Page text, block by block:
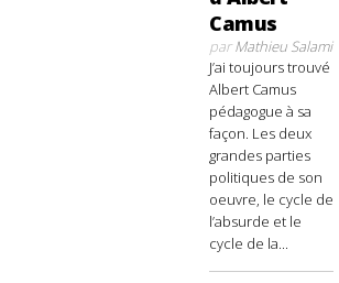
Camus
parMathieu Salami
J’ai toujours trouvé
Albert Camus
pédagogue à sa
façon. Les deux
grandes parties
politiques de son
oeuvre, le cycle de
l’absurde et le
cycle de la...